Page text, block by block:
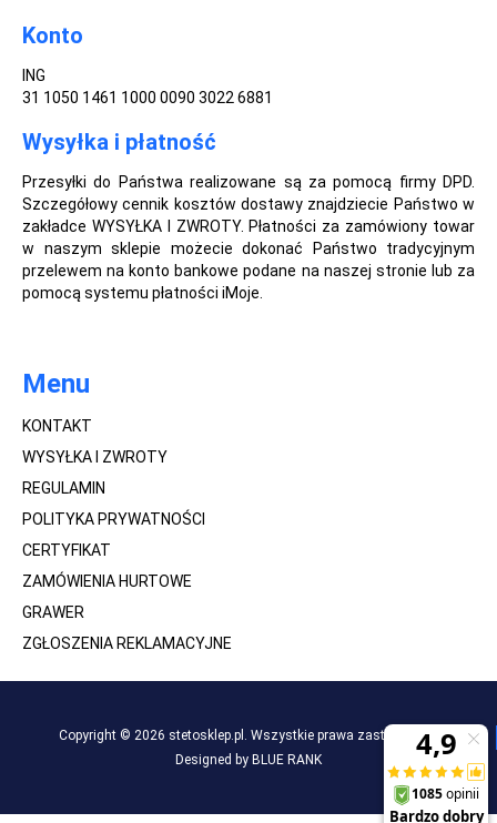
Konto
ING
31 1050 1461 1000 0090 3022 6881
Wysyłka i płatność
Przesyłki do Państwa realizowane są za pomocą firmy DPD.
Szczegółowy cennik kosztów dostawy znajdziecie Państwo w
zakładce WYSYŁKA I ZWROTY. Płatności za zamówiony towar
w naszym sklepie możecie dokonać Państwo tradycyjnym
przelewem na konto bankowe podane na naszej stronie lub za
pomocą systemu płatności iMoje.
Menu
KONTAKT
WYSYŁKA I ZWROTY
REGULAMIN
POLITYKA PRYWATNOŚCI
CERTYFIKAT
ZAMÓWIENIA HURTOWE
GRAWER
ZGŁOSZENIA REKLAMACYJNE
Copyright © 2026 stetosklep.pl. Wszystkie prawa zastrzeżone.
Designed by BLUE RANK